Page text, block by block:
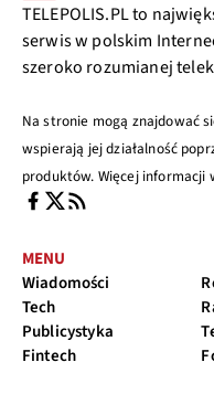
TELEPOLIS.PL to
serwis w polskim
szeroko rozumianej
Na stronie mogą znajdować
wspierają jej działalność
produktów. Więcej informacji
MENU
Wiadomości
Tech
Publicystyka
Fintech